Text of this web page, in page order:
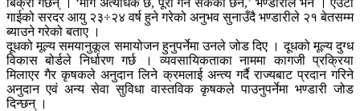
बिक्री गर्छन् । ‘माग अत्यधिक छ, पूरा गर्न सकेको छैन,’ भण्डारीले भने । एउटा
गाईको सरदर आयु २३÷२४ वर्ष हुने गरेको अनुभव सुनाउँदै भण्डारीले २१ बेतसम्म
ब्याउने गरेको बताए ।
दूधको मूल्य समयानुकूल समायोजन हुनुपर्नेमा उनले जोड दिए । दूधको मूल्य दुग्ध
विकास बोर्डले निर्धारण गर्छ । व्यवसायिकताका नाममा कागजी प्रक्रिया
मिलाएर गैर कृषकले अनुदान लिने क्रमलाई अन्त्य गर्दै राज्यबाट प्रदान गरिने
अनुदान एवं अन्य सेवा सुविधा वास्तविक कृषकले पाउनुपर्नेमा भण्डारी जोड
दिन्छन् ।